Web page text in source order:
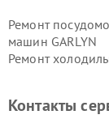
Ремонт
машин GARLYN
Ремонт
Контакты